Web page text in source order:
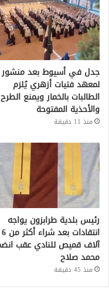
جدل في أسيوط بعد منشور
لمعهد فتيات أزهري يُلزم
الطالبات بالخمار ويمنع الطرح
والأحذية المفتوحة
منذ 11 دقيقة
رئيس بلدية طرابزون يواجه
انتقادات بعد شراء أكثر من 6
آلاف قميص للنادي عقب
محمد صلاح
منذ 45 دقيقة